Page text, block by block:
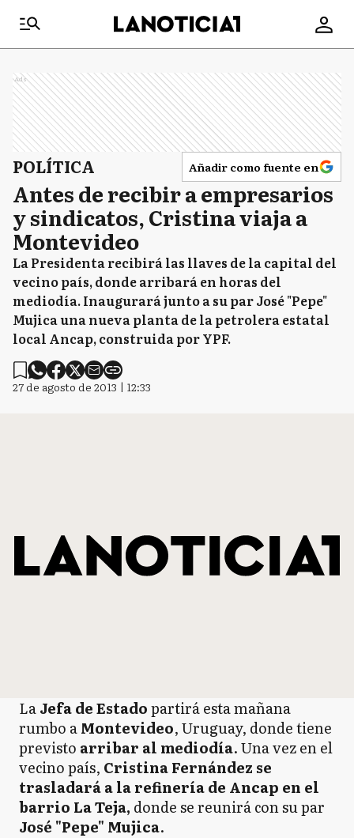
Ads
POLÍTICA Añadir como fuente en
Antes de recibir a empresarios
y sindicatos, Cristina viaja a
Montevideo
La Presidenta recibirá las llaves de la capital del
vecino país, donde arribará en horas del
mediodía. Inaugurará junto a su par José "Pepe"
Mujica una nueva planta de la petrolera estatal
local Ancap, construida por YPF.
27 de agosto de 2013 | 12:33
LaJefa de Estadopartirá esta mañana
rumbo aMontevideo, Uruguay, donde tiene
previsto arribar al mediodía. Una vez en el
vecino país, Cristina Fernández se
trasladará a la refinería de Ancap en el
barrio La Teja, donde se reunirá con su par
José "Pepe" Mujica.